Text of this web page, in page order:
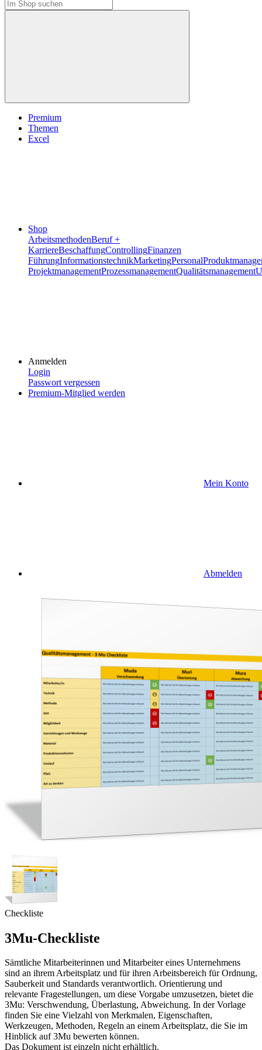
Premium
Themen
Excel
Shop
ArbeitsmethodenBeruf +
KarriereBeschaffungControllingFinanzen
FührungInformationstechnikMarketingPersonal
ProjektmanagementProzessmanagementQualitätsmanagement
Anmelden
Login
Passwort vergessen
Premium-Mitglied werden
Mein Konto
Abmelden
Checkliste
3Mu-Checkliste
Sämtliche Mitarbeiterinnen und Mitarbeiter eines Unternehmens
sind an ihrem Arbeitsplatz und für ihren Arbeitsbereich für Ordnung,
Sauberkeit und Standards verantwortlich. Orientierung und
relevante Fragestellungen, um diese Vorgabe umzusetzen, bietet die
3Mu: Verschwendung, Überlastung, Abweichung. In der Vorlage
finden Sie eine Vielzahl von Merkmalen, Eigenschaften,
Werkzeugen, Methoden, Regeln an einem Arbeitsplatz, die Sie im
Hinblick auf 3Mu bewerten können.
Das Dokument ist einzeln nicht erhältlich.